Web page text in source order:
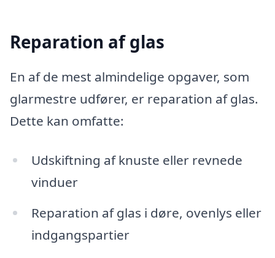
Reparation af glas
En af de mest almindelige opgaver, som
glarmestre udfører, er reparation af glas.
Dette kan omfatte:
Udskiftning af knuste eller revnede
vinduer
Reparation af glas i døre, ovenlys eller
indgangspartier